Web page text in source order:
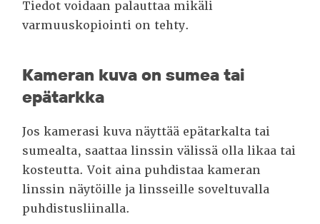
Tiedot voidaan palauttaa mikäli
varmuuskopiointi on tehty.
Kameran kuva on sumea tai
epätarkka
Jos kamerasi kuva näyttää epätarkalta tai
sumealta, saattaa linssin välissä olla likaa tai
kosteutta. Voit aina puhdistaa kameran
linssin näytöille ja linsseille soveltuvalla
puhdistusliinalla.